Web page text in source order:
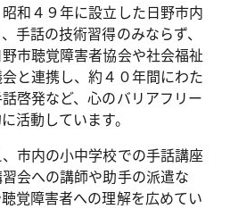
和４９年に設立した日野市内
手話の技術習得のみならず、
市聴覚障害者協会や社会福祉
と連携し、約４０年間にわた
啓発など、心のバリアフリー
活動しています。
市内の小中学校での手話講座
会への講師や助手の派遣な
覚障害者への理解を広めてい